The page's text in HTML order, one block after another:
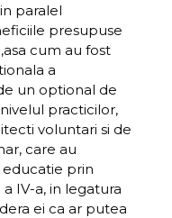
paralel
presupuse
cum au fost
a
un optional de
practicilor,
voluntari si de
care au
prin
IV-a, in legatura
ei ca ar putea